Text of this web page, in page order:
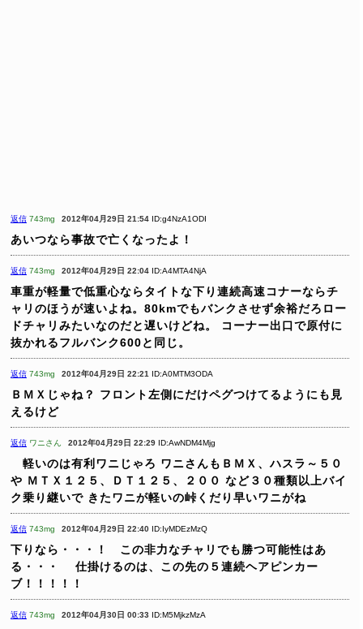
返信 743mg 2012年04月29日 21:54 ID:g4NzA1ODI
あいつなら事故で亡くなったよ！
返信 743mg 2012年04月29日 22:04 ID:A4MTA4NjA
車重が軽量で低重心ならタイトな下り連続高速コナーならチ
ャリのほうが速いよね。80kmでもバンクさせず余裕だろロー
ドチャリみたいなのだと遅いけどね。
コーナー出口で原付に
抜かれるフルバンク600と同じ。
返信 743mg 2012年04月29日 22:21 ID:A0MTM3ODA
ＢＭＸじゃね？
フロント左側にだけペグつけてるようにも見
えるけど
返信 ワニさん 2012年04月29日 22:29 ID:AwNDM4Mjg
軽いのは有利ワニじゃろ ワニさんもＢＭＸ、ハスラ～５０
や ＭＴＸ１２５、ＤＴ１２５、２００ など３０種類以上バイ
ク乗り継いで きたワニが軽いの峠くだり早いワニがね
返信 743mg 2012年04月29日 22:40 ID:IyMDEzMzQ
下りなら・・・！ この非力なチャリでも勝つ可能性はあ
る・・・
仕掛けるのは、この先の５連続ヘアピンカー
ブ！！！！！
返信 743mg 2012年04月30日 00:33 ID:M5MjkzMzA